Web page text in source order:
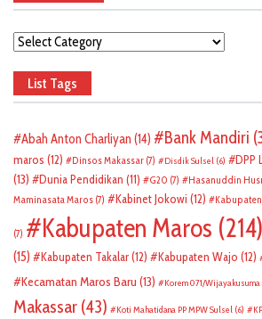
Categories
List Tags
Abah Anton Charliyan (14) Bank Mandiri
maros (12) Dinsos Makassar (7) Disdik Sulsel (6) DPP
(13)
Dunia Pendidikan (11) G20 (7) Hasanuddin
Maminasata Maros (7) Kabinet Jokowi (12)
(7) Kabupaten Maros (214)
(15)
Kabupaten Takalar(12) Kabupaten Wajo (12)
Kecamatan Maros Baru (13) Korem 071/Wijayakusuma
Makassar (43) Koti Mahatidana PP MPW Sulsel (6)